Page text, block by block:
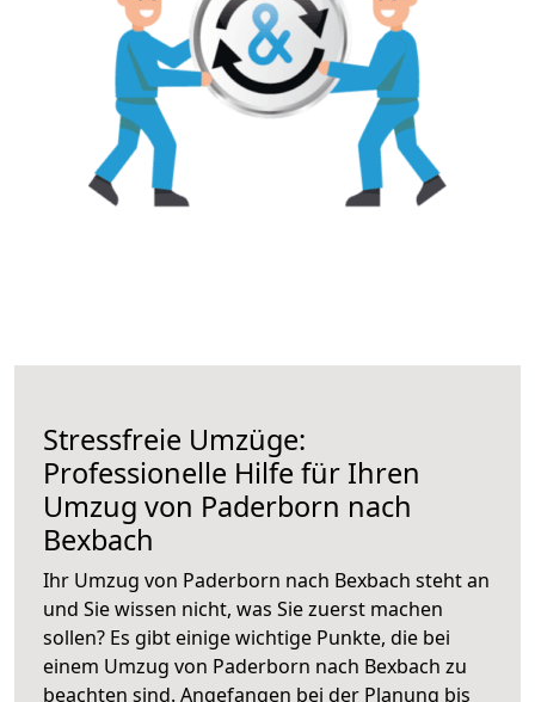
Stressfreie Umzüge:
Professionelle Hilfe für Ihren
Umzug von Paderborn nach
Bexbach
Ihr Umzug von Paderborn nach Bexbach steht an
und Sie wissen nicht, was Sie zuerst machen
sollen? Es gibt einige wichtige Punkte, die bei
einem Umzug von Paderborn nach Bexbach zu
beachten sind. Angefangen bei der Planung bis